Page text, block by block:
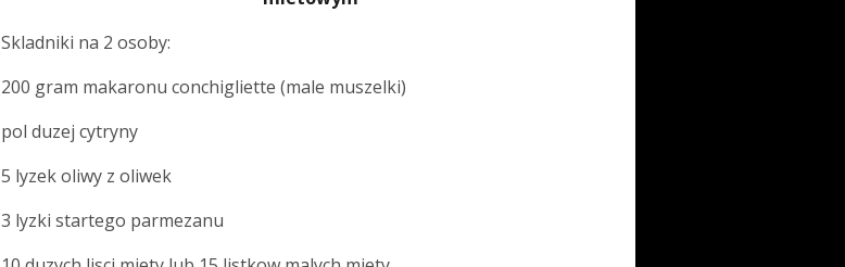
Skladniki na 2 osoby:
200 gram makaronu conchigliette (male muszelki)
pol duzej cytryny
5 lyzek oliwy z oliwek
3 lyzki startego parmezanu